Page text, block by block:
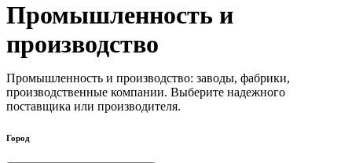
Промышленность и
производство
Промышленность и производство: заводы, фабрики,
производственные компании. Выберите надежного
поставщика или производителя.
Город